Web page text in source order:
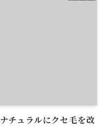
チュラルにクセ毛を改